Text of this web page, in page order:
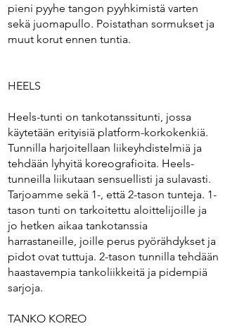
pieni pyyhe tangon pyyhkimistä varten
sekä juomapullo. Poistathan sormukset ja
muut korut ennen tuntia.
HEELS
Heels-tunti on tankotanssitunti, jossa
käytetään erityisiä platform-korkokenkiä.
Tunnilla harjoitellaan liikeyhdistelmiä ja
tehdään lyhyitä koreografioita. Heels-
tunneilla liikutaan sensuellisti ja sulavasti.
Tarjoamme sekä 1-, että 2-tason tunteja. 1-
tason tunti on tarkoitettu aloittelijoille ja
jo hetken aikaa tankotanssia
harrastaneille, joille perus pyörähdykset ja
pidot ovat tuttuja. 2-tason tunnilla tehdään
haastavempia tankoliikkeitä ja pidempiä
sarjoja.
TANKO KOREO